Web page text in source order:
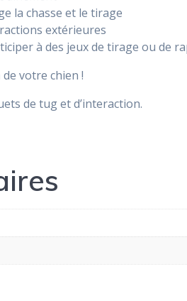
la chasse et le tirage
extérieures
à des jeux de tirage ou de
de votre chien !
de tug et d’interaction.